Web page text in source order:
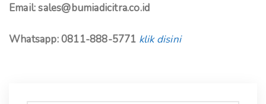
Email: sales@bumiadicitra.co.id
Whatsapp: 0811-888-5771 klik disini